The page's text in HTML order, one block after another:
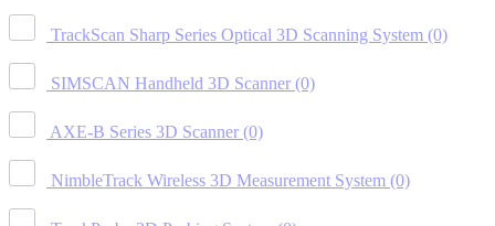
TrackScan Sharp Series Optical 3D Scanning System (0)
SIMSCAN Handheld 3D Scanner (0)
AXE-B Series 3D Scanner (0)
NimbleTrack Wireless 3D Measurement System (0)